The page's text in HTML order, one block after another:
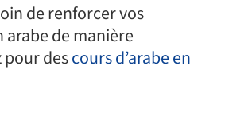
de renforcer vos
arabe de manière
descours d’arabe en